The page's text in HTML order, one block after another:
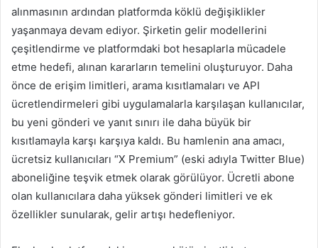
alınmasının ardından platformda köklü değişiklikler
yaşanmaya devam ediyor. Şirketin gelir modellerini
çeşitlendirme ve platformdaki bot hesaplarla mücadele
etme hedefi, alınan kararların temelini oluşturuyor. Daha
önce de erişim limitleri, arama kısıtlamaları ve API
ücretlendirmeleri gibi uygulamalarla karşılaşan kullanıcılar,
bu yeni gönderi ve yanıt sınırı ile daha büyük bir
kısıtlamayla karşı karşıya kaldı. Bu hamlenin ana amacı,
ücretsiz kullanıcıları “X Premium” (eski adıyla Twitter Blue)
aboneliğine teşvik etmek olarak görülüyor. Ücretli abone
olan kullanıcılara daha yüksek gönderi limitleri ve ek
özellikler sunularak, gelir artışı hedefleniyor.